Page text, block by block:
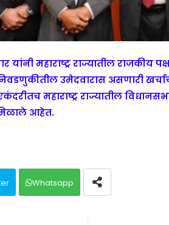
महाराष्ट्र राज्यातील राजकीय
उमेदवारास असणारी
महाराष्ट्र राज्यातील
आहेत.
Whatsapp